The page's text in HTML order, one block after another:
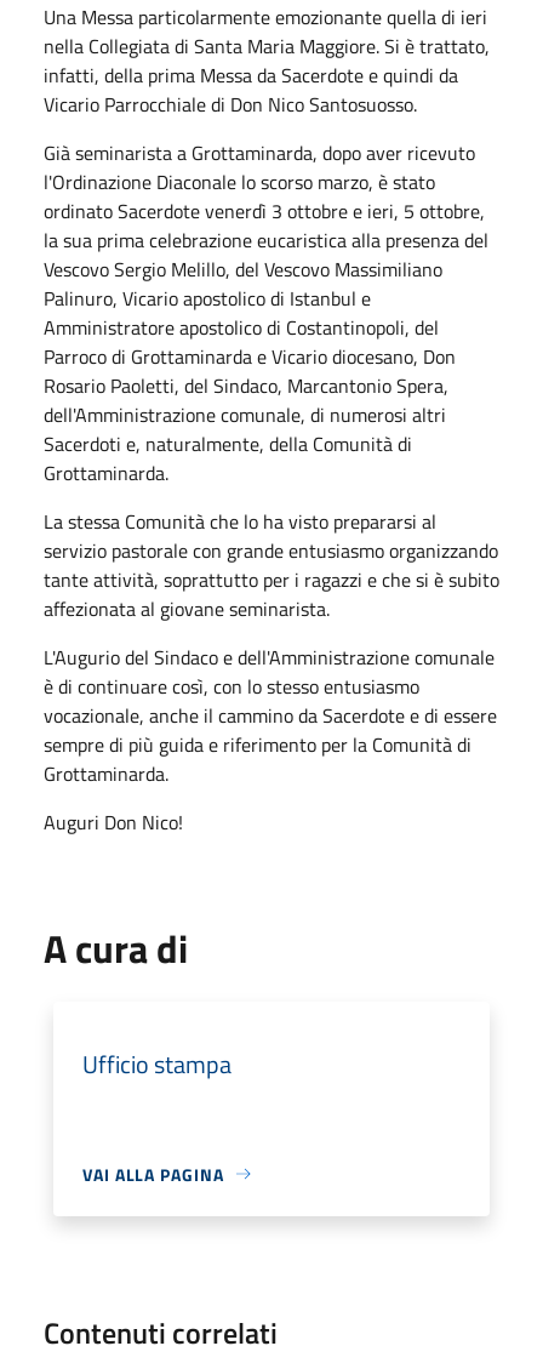
Una Messa particolarmente emozionante quella di ieri
nella Collegiata di Santa Maria Maggiore. Si è trattato,
infatti, della prima Messa da Sacerdote e quindi da
Vicario Parrocchiale di Don Nico Santosuosso.
Già seminarista a Grottaminarda, dopo aver ricevuto
l'Ordinazione Diaconale lo scorso marzo, è stato
ordinato Sacerdote venerdì 3 ottobre e ieri, 5 ottobre,
la sua prima celebrazione eucaristica alla presenza del
Vescovo Sergio Melillo, del Vescovo Massimiliano
Palinuro, Vicario apostolico di Istanbul e
Amministratore apostolico di Costantinopoli, del
Parroco di Grottaminarda e Vicario diocesano, Don
Rosario Paoletti, del Sindaco, Marcantonio Spera,
dell'Amministrazione comunale, di numerosi altri
Sacerdoti e, naturalmente, della Comunità di
Grottaminarda.
La stessa Comunità che lo ha visto prepararsi al
servizio pastorale con grande entusiasmo organizzando
tante attività, soprattutto per i ragazzi e che si è subito
affezionata al giovane seminarista.
L'Augurio del Sindaco e dell'Amministrazione comunale
è di continuare così, con lo stesso entusiasmo
vocazionale, anche il cammino da Sacerdote e di essere
sempre di più guida e riferimento per la Comunità di
Grottaminarda.
Auguri Don Nico!
A cura di
Ufficio stampa
VAI ALLA PAGINA
Contenuti correlati